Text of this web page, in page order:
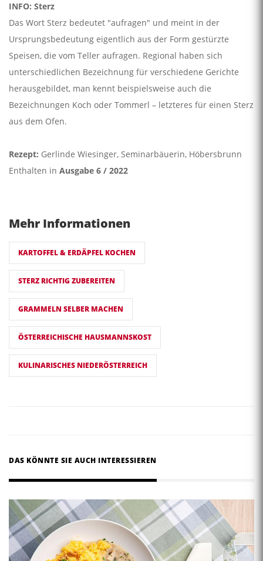
INFO: Sterz
Das Wort Sterz bedeutet "aufragen" und meint in der
Ursprungsbedeutung eigentlich aus der Form gestürzte
Speisen, die vom Teller aufragen. Regional haben sich
unterschiedlichen Bezeichnung für verschiedene Gerichte
herausgebildet, man kennt beispielsweise auch die
Bezeichnungen Koch oder Tommerl – letzteres für einen Sterz
aus dem Ofen.
Rezept: Gerlinde Wiesinger, Seminarbäuerin, Höbersbrunn
Enthalten in Ausgabe 6 / 2022
Mehr Informationen
KARTOFFEL & ERDÄPFEL KOCHEN
STERZ RICHTIG ZUBEREITEN
GRAMMELN SELBER MACHEN
ÖSTERREICHISCHE HAUSMANNSKOST
KULINARISCHES NIEDERÖSTERREICH
DAS KÖNNTE SIE AUCH INTERESSIEREN